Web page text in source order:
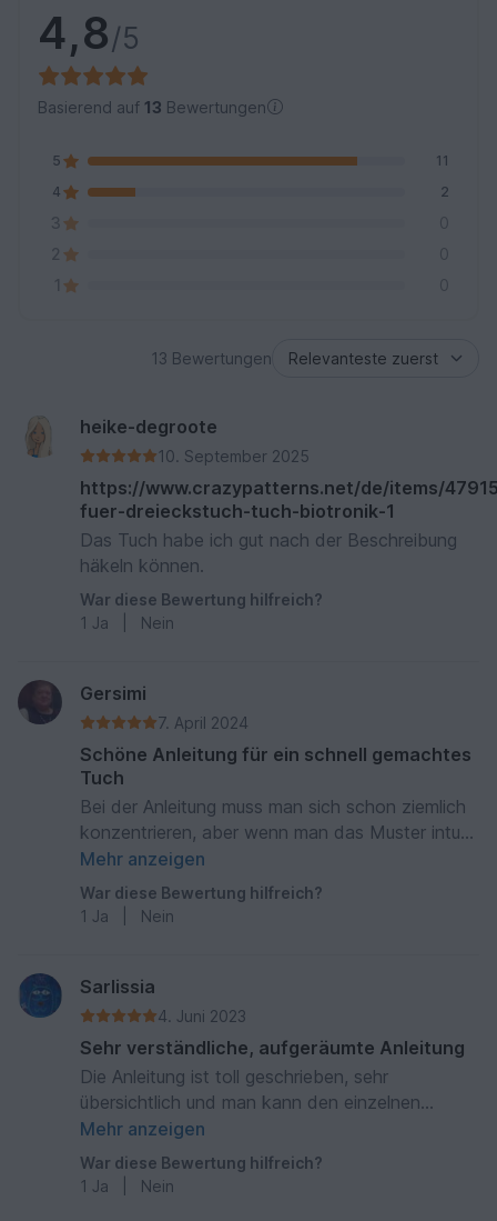
4,8/5
Basierend auf 13 Bewertungen
5
11
4
2
3
0
2
0
1
0
13 Bewertungen
heike-degroote
10. September 2025
https://www.crazypatterns.net/de/items/
fuer-dreieckstuch-tuch-biotronik-1
Das Tuch habe ich gut nach der Beschreibung
häkeln können.
War diese Bewertung hilfreich?
1 Ja Nein
Gersimi
7. April 2024
Schöne Anleitung für ein schnell gemachtes
Tuch
Bei der Anleitung muss man sich schon ziemlich
konzentrieren, aber wenn man das Muster intus
hat geht es schnell voran.
Mehr anzeigen
War diese Bewertung hilfreich?
1 Ja Nein
Sarlissia
4. Juni 2023
Sehr verständliche, aufgeräumte Anleitung
Die Anleitung ist toll geschrieben, sehr
übersichtlich und man kann den einzelnen
Schritten gut folgen. Die einzelnen Reihen sind
sowohl schriftlich als auch als Häkelschrift
vorhanden, sodass man stets einen guten
Mehr anzeigen
War diese Bewertung hilfreich?
1 Ja Nein